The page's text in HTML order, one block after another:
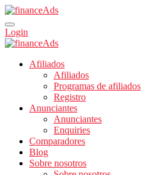
Login
Afiliados
Afiliados
Programas de afiliados
Registro
Anunciantes
Anunciantes
Enquiries
Comparadores
Blog
Sobre nosotros